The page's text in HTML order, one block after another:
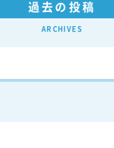
過去の投稿
ARCHIVES